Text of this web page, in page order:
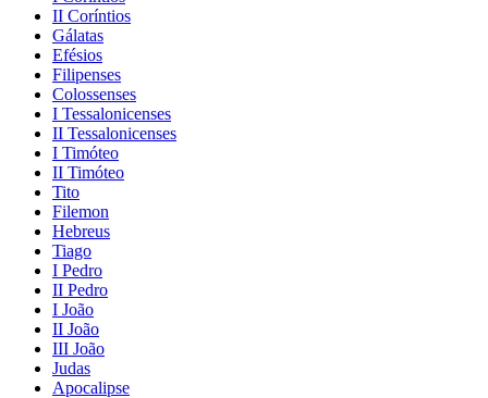
II Coríntios
Gálatas
Efésios
Filipenses
Colossenses
I Tessalonicenses
II Tessalonicenses
I Timóteo
II Timóteo
Tito
Filemon
Hebreus
Tiago
I Pedro
II Pedro
I João
II João
III João
Judas
Apocalipse